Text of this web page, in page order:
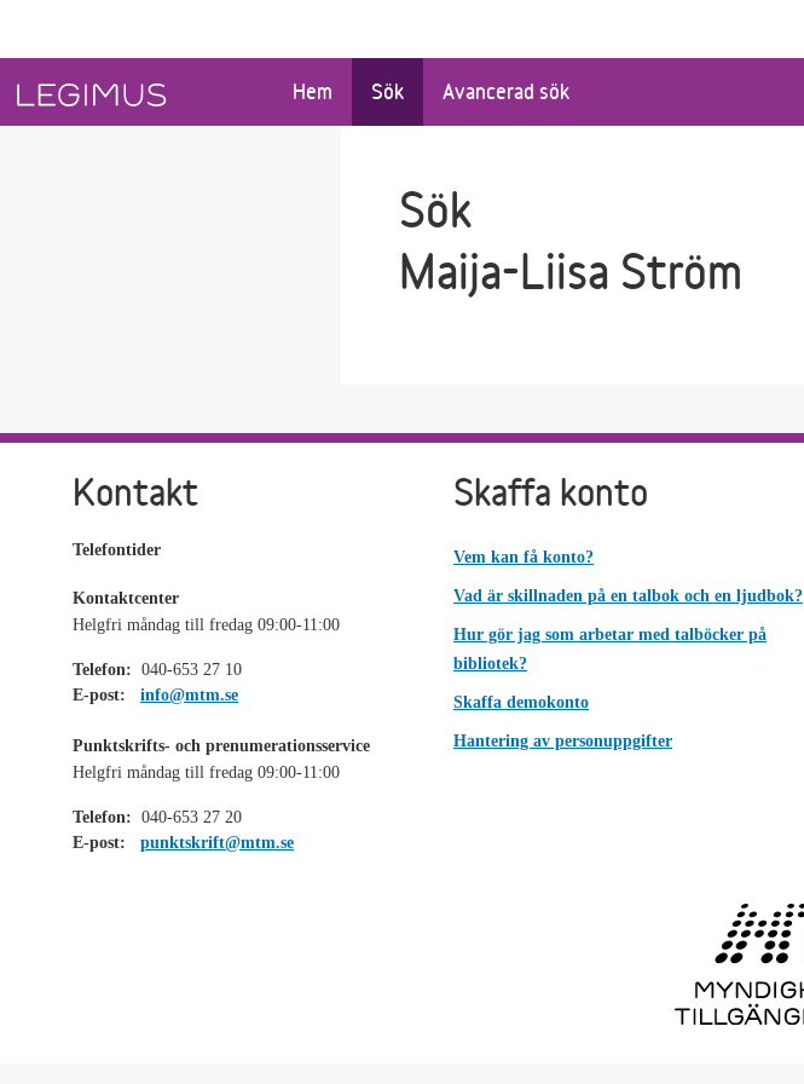
Hem Sök Avancerad sök
Sök
Maija-Liisa Ström
Kontakt
Telefontider
Kontaktcenter
Helgfri måndag till fredag 09:00-11:00
Telefon: 040-653 27 10
E-post:
info@mtm.se
Punktskrifts- och prenumerationsservice
Helgfri måndag till fredag 09:00-11:00
Telefon: 040-653 27 20
E-post:
punktskrift@mtm.se
Skaffa konto
Vem kan få konto?
Vad är skillnaden på en talbok och en ljudbok?
Hur gör jag som arbetar med talböcker på
bibliotek?
Skaffa demokonto
Hantering av personuppgifter